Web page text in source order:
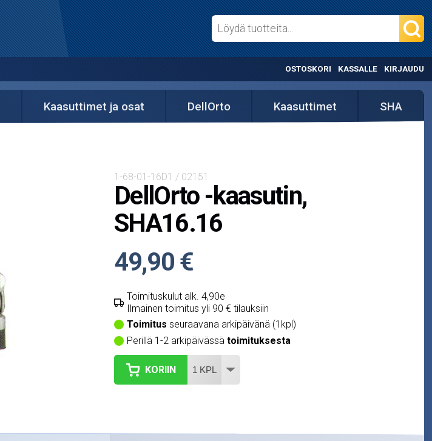
OSTOSKORI KASSALLE KIRJAUDU
Kaasuttimet ja osat DellOrto Kaasuttimet SHA
1-68-01-16D1 / 02151
DellOrto -kaasutin,
SHA16.16
49,90 €
Toimituskulut alk. 4,90e
Ilmainen toimitus yli 90 € tilauksiin
Toimitus seuraavana arkipäivänä (1kpl)
Perillä 1-2 arkipäivässä toimituksesta
KORIIN